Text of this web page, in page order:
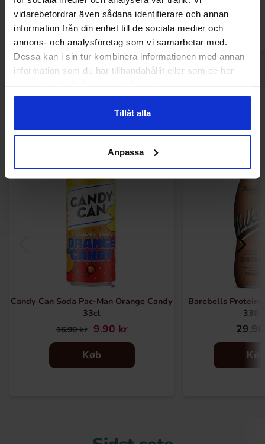
vidarebefordrar även sådana identifierare och annan
information från din enhet till de sociala medier och
annons- och analysföretag som vi samarbetar med.
Dessa kan i sin tur kombinera informationen med annan
information som du har tillhandahållit eller som de har
Tillåt alla
Anpassa
Køb
Andre kunne lide
Candy Can Soda Pac-Man Orange Candy
33cl
16.90 kr 9.90 kr
Køb
Barebells
Køb